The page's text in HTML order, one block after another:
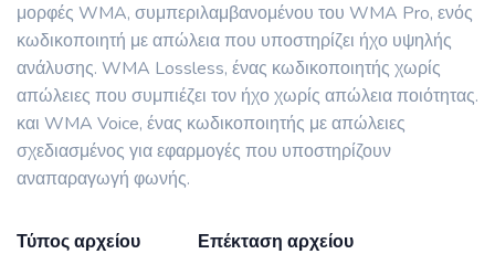
μορφές WMA, συμπεριλαμβανομένου του WMA Pro, ενός
κωδικοποιητή με απώλεια που υποστηρίζει ήχο υψηλής
ανάλυσης. WMA Lossless, ένας κωδικοποιητής χωρίς
απώλειες που συμπιέζει τον ήχο χωρίς απώλεια ποιότητας.
και WMA Voice, ένας κωδικοποιητής με απώλειες
σχεδιασμένος για εφαρμογές που υποστηρίζουν
αναπαραγωγή φωνής.
Τύπος αρχείου
Επέκταση αρχείου